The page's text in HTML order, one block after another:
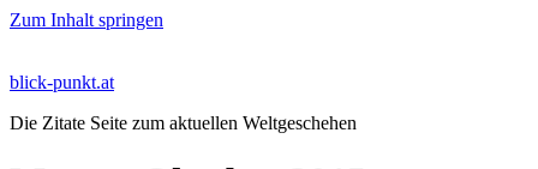
Zum Inhalt springen
blick-punkt.at
Die Zitate Seite zum aktuellen Weltgeschehen